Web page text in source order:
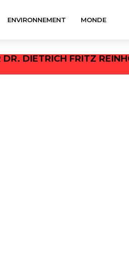
ENVIRONNEMENT MONDE
DIETRICH FRITZ